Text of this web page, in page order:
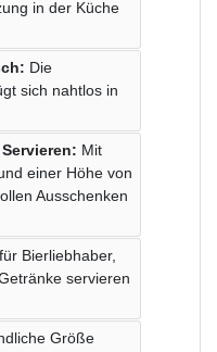
in der Küche
Die
sich nahtlos in
Mit
einer Höhe von
Ausschenken
Bierliebhaber,
servieren
Größe